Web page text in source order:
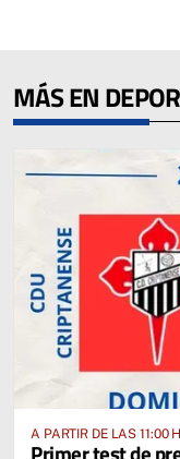
MÁS EN
A PARTIR DE LAS 11:00
FUENTE” ANTE EL CUD
Primer test de